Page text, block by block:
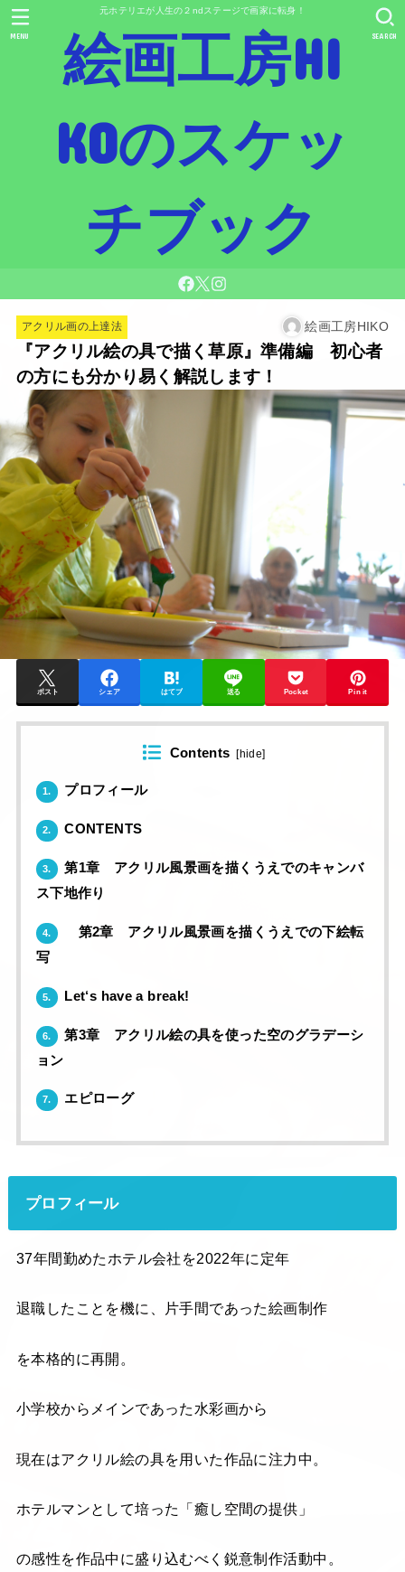
元ホテリエが人生の２ndステージで画家に転身！
絵画工房HI
KOのスケッ
チブック
SEARCH
MENU
アクリル画の上達法 絵画工房HIKO
『アクリル絵の具で描く草原』準備編 初心者
の方にも分かり易く解説します！
ポスト シェア はてブ 送る Pocket Pin it
Contents [hide]
1. プロフィール
2. CONTENTS
3.
第1章 アクリル風景画を描くうえでのキャンバ
ス下地作り
4.
第2章 アクリル風景画を描くうえでの下絵転
写
5. Let‘s have a break!
6.
第3章 アクリル絵の具を使った空のグラデーシ
ョン
7. エピローグ
プロフィール
37年間勤めたホテル会社を2022年に定年
退職したことを機に、片手間であった絵画制作
を本格的に再開。
小学校からメインであった水彩画から
現在はアクリル絵の具を用いた作品に注力中。
ホテルマンとして培った「癒し空間の提供」
の感性を作品中に盛り込むべく鋭意制作活動中。